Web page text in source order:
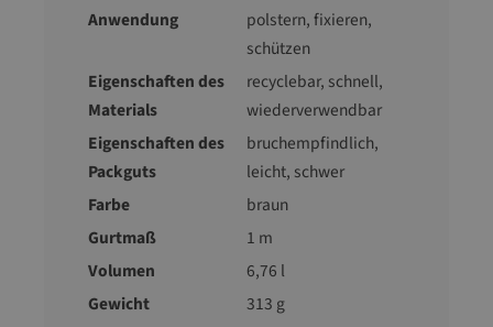
Anwendung
polstern, fixieren,
schützen
Eigenschaften des
Materials
recyclebar, schnell,
wiederverwendbar
Eigenschaften des
Packguts
bruchempfindlich,
leicht, schwer
Farbe
braun
Gurtmaß
1 m
Volumen
6,76 l
Gewicht
313 g